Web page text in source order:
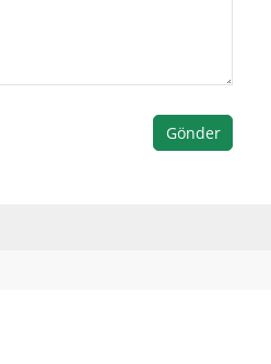
Gönder